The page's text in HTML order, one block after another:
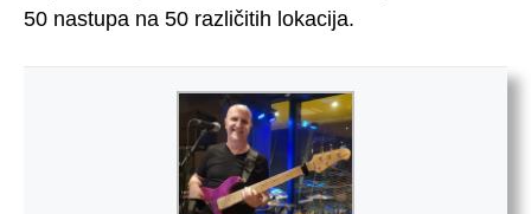
50 nastupa na 50 različitih lokacija.